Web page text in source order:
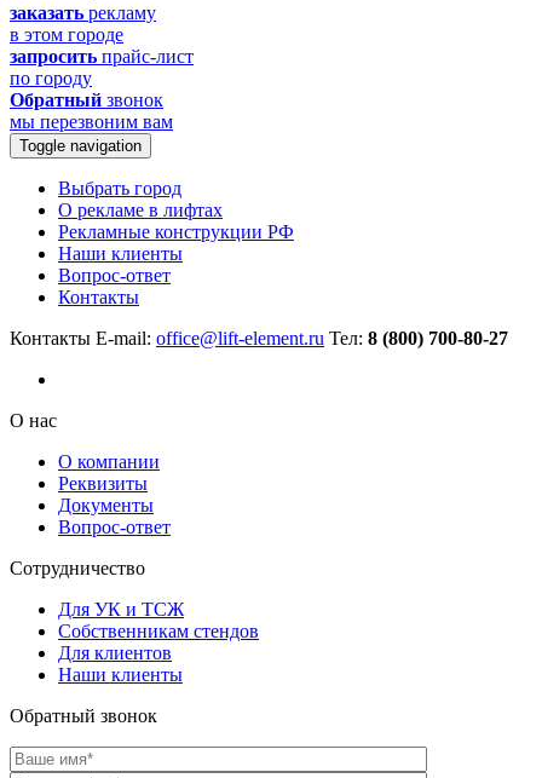
заказать рекламу
в этом городе
запросить прайс-лист
по городу
Обратный звонок
мы перезвоним вам
Toggle navigation
Выбрать город
О рекламе в лифтах
Рекламные конструкции РФ
Наши клиенты
Вопрос-ответ
Контакты
Контакты E-mail: office@lift-element.ru Тел: 8 (800) 700-80-27
О нас
О компании
Реквизиты
Документы
Вопрос-ответ
Сотрудничество
Для УК и ТСЖ
Собственникам стендов
Для клиентов
Наши клиенты
Обратный звонок